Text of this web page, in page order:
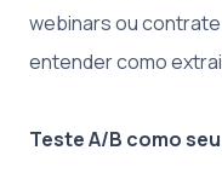
webinars ou
entender como
Teste A/B como